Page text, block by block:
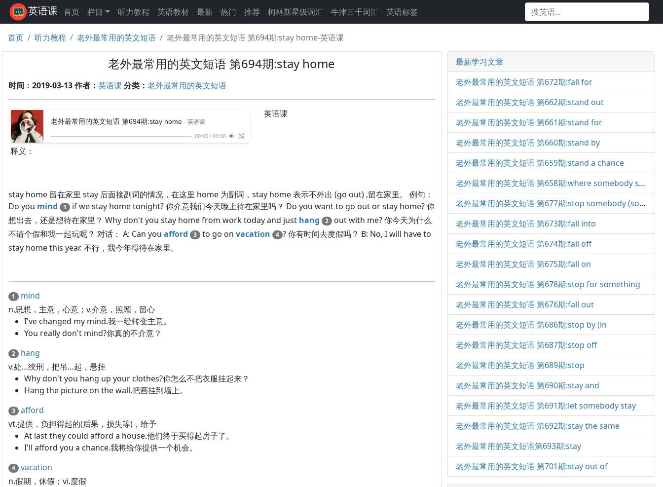
英语课 首页 栏目 听力教程 英语教材 最新 热门 推荐 柯林斯星级词汇 牛津三千词汇 英语标签
首页 听力教程 老外最常用的英文短语 老外最常用的英文短语 第694期:stay home-英语课
老外最常用的英文短语 第694期:stay home
时间：2019-03-13作者： 英语课分类： 老外最常用的英文短语
老外最常用的英文短语 第694期:stay home - 英语课
00:00 /00:00
英语课
释义：
stay home 留在家里 stay 后面接副词的情况，在这里 home 为副词，stay home 表示不外出 (go out) ,留在家里。 例句：
Do you mind 1
if we stay home tonight? 你介意我们今天晚上待在家里吗？ Do you want to go out or stay home? 你
想出去，还是想待在家里？ Why don't you stay home from work today and just hang 2
out with me? 你今天为什么
不请个假和我一起玩呢？ 对话： A: Can you afford 3 to go on vacation 4 ? 你有时间去度假吗？ B: No, I will have to
stay home this year. 不行，我今年得待在家里。
1
mind
n.思想，主意，心意；v.介意，照顾，留心
I've changed my mind.我一经转变主意。
You really don't mind?你真的不介意？
2
hang
v.处…绞刑，把吊…起，悬挂
Why don't you hang up your clothes?你怎么不把衣服挂起来？
Hang the picture on the wall.把画挂到墙上。
3
afford
vt.提供，负担得起的(后果，损失等)，给予
At last they could afford a house.他们终于买得起房子了。
I'll afford you a chance.我将给你提供一个机会。
4
vacation
n.假期，休假；vi.度假
最新学习文章
老外最常用的英文短语 第672期:fall for
老外最常用的英文短语 第662期:stand out
老外最常用的英文短语 第661期:stand for
老外最常用的英文短语 第660期:stand by
老外最常用的英文短语 第659期:stand a chance
老外最常用的英文短语 第658期:where somebody stands (on)
老外最常用的英文短语 第677期:stop somebody (something)
老外最常用的英文短语 第673期:fall into
老外最常用的英文短语 第674期:fall off
老外最常用的英文短语 第675期:fall on
老外最常用的英文短语 第678期:stop for something
老外最常用的英文短语 第676期:fall out
老外最常用的英文短语 第686期:stop by (in
老外最常用的英文短语 第687期:stop off
老外最常用的英文短语 第689期:stop
老外最常用的英文短语 第690期:stay and
老外最常用的英文短语 第691期:let somebody stay
老外最常用的英文短语 第692期:stay the same
老外最常用的英文短语第693期:stay
老外最常用的英文短语 第701期:stay out of